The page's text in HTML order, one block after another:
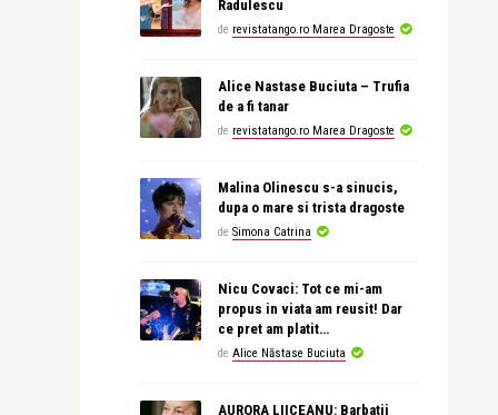
Radulescu
de revistatango.ro Marea Dragoste
Alice Nastase Buciuta – Trufia
de a fi tanar
de revistatango.ro Marea Dragoste
Malina Olinescu s-a sinucis,
dupa o mare si trista dragoste
de Simona Catrina
Nicu Covaci: Tot ce mi-am
propus in viata am reusit! Dar
ce pret am platit…
de Alice Năstase Buciuta
AURORA LIICEANU: Barbatii